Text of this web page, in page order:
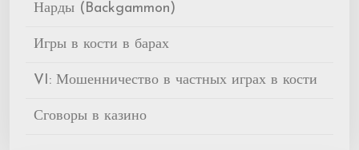
Нарды (Backgammon)
Игры в кости в барах
VI: Мошенничество в частных играх в кости
Сговоры в казино